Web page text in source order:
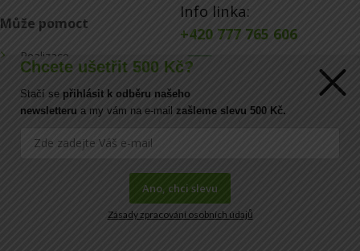
Může pomoct
Realizace
Konfigurátor
Kontakt
Info linka:
+420 777 765 606
E-mail:
Chcete ušetřit 500 Kč?
Stačí se přihlásit k odběru našeho
newsletteru a my vám na e-mail zašleme slevu 500 Kč.
Ano, chci slevu
Zásady zpracování osobních údajů